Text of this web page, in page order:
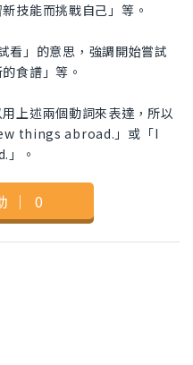
技能而挑戰自己」等。
看」的意思，強調開始嘗試
食譜」等。
上述兩個動詞來表達，所以
things abroad.」或「I
。
｜ 0